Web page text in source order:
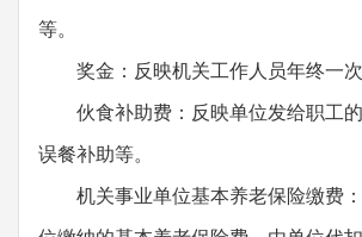
等。
奖金：反映机关工作人员年终一次
伙食补助费：反映单位发给职工
误餐补助等。
机关事业单位基本养老保险缴费